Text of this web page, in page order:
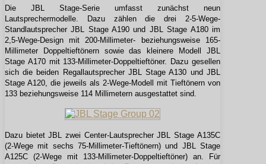
Die JBL Stage-Serie umfasst zunächst neun
Lautsprechermodelle. Dazu zählen die drei 2-5-Wege-
Standlautsprecher JBL Stage A190 und JBL Stage A180 im
2,5-Wege-Design mit 200-Millimeter- beziehungsweise 165-
Millimeter Doppeltieftönern sowie das kleinere Modell JBL
Stage A170 mit 133-Millimeter-Doppeltieftöner. Dazu gesellen
sich die beiden Regallautsprecher JBL Stage A130 und JBL
Stage A120, die jeweils als 2-Wege-Modell mit Tieftönern von
133 beziehungsweise 114 Millimetern ausgestattet sind.
Dazu bietet JBL zwei Center-Lautsprecher JBL Stage A135C
(2-Wege mit sechs 75-Millimeter-Tieftönern) und JBL Stage
A125C (2-Wege mit 133-Millimeter-Doppeltieftöner) an. Für